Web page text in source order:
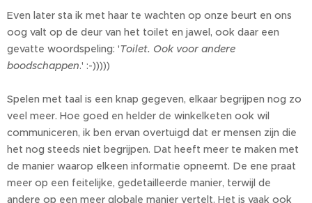
Even later sta ik met haar te wachten op onze beurt en ons
oog valt op de deur van het toilet en jawel, ook daar een
gevatte woordspeling: 'Toilet. Ook voor andere
boodschappen.' :-)))))
Spelen met taal is een knap gegeven, elkaar begrijpen nog zo
veel meer. Hoe goed en helder de winkelketen ook wil
communiceren, ik ben ervan overtuigd dat er mensen zijn die
het nog steeds niet begrijpen. Dat heeft meer te maken met
de manier waarop elkeen informatie opneemt. De ene praat
meer op een feitelijke, gedetailleerde manier, terwijl de
andere op een meer globale manier vertelt. Het is vaak ook